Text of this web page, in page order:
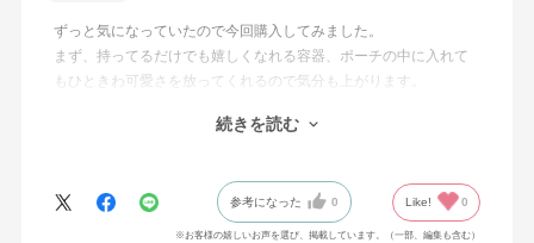
ずっと気になっていたので今回購入してみました。
まず、持ってるだけでも嬉しくなれる容器、ポーチの中に入れて
もひときわ可愛さを放ってくれるので気分も上がります。
選んだお色は想像とおりの可愛さでした。
続きを読む
参考になった 0 Like! 0
※お客様の嬉しいお声を選び、掲載しています。（一部、編集も含む）